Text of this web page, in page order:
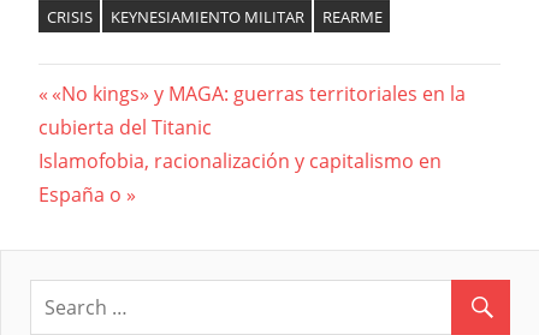
CRISIS KEYNESIAMIENTO MILITAR REARME
Navegación
de
entradas
Previous
Post:
«No kings» y MAGA: guerras territoriales en la
cubierta del Titanic
Next
Post:
Islamofobia, racionalización y capitalismo en
España o